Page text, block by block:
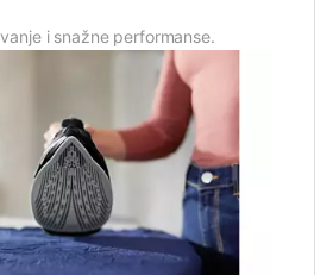
i snažne performanse.